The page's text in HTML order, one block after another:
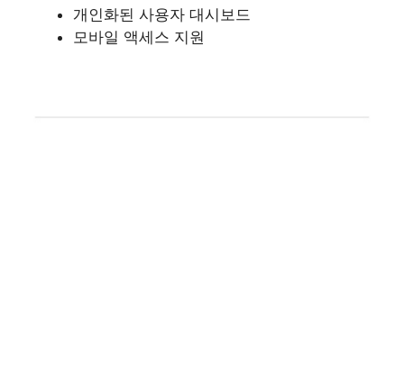
개인화된 사용자 대시보드
모바일 액세스 지원